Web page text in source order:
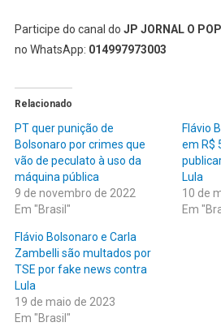
Participe do canal do JP JORNAL O
no WhatsApp: 014997973003
Relacionado
PT quer punição de
Bolsonaro por crimes que
vão de peculato à uso da
máquina pública
9 de novembro de 2022
Em "Brasil"
Flávio
em R$
Lula
10 de
Em
Flávio Bolsonaro e Carla
Zambelli são multados por
TSE por fake news contra
Lula
19 de maio de 2023
Em "Brasil"